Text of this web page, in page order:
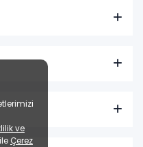
ve
ile Çerez